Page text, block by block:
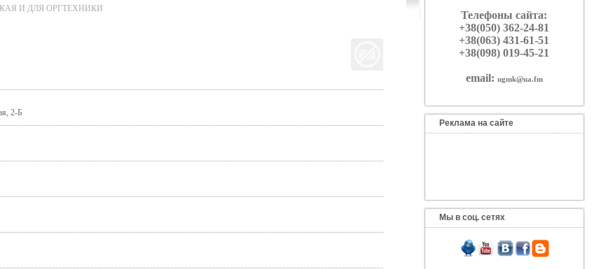
И ДЛЯ ОРГТЕХНИКИ
2-Б
Телефоны сайта:
+38(050) 362-24-81
+38(063) 431-61-51
+38(098) 019-45-21
email: ugmk@ua.fm
Реклама на сайте
Мы в соц. сетях